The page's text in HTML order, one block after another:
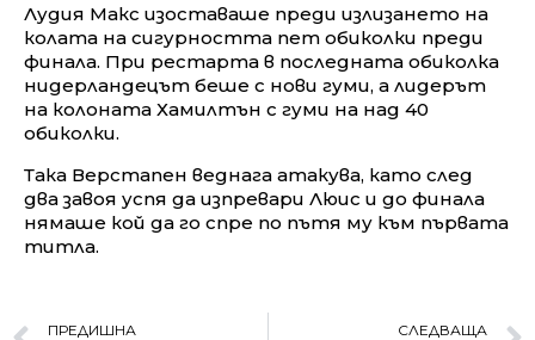
Лудия Макс изоставаше преди излизането на
колата на сигурността пет обиколки преди
финала. При рестарта в последната обиколка
нидерландецът беше с нови гуми, а лидерът
на колоната Хамилтън с гуми на над 40
обиколки.
Така Верстапен веднага атакува, като след
два завоя успя да изпревари Люис и до финала
нямаше кой да го спре по пътя му към първата
титла.
ПРЕДИШНА СЛЕДВАЩА